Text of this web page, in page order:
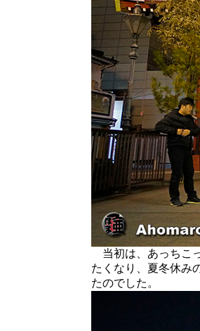
当初は、あっちこ
たくなり、夏冬休み
たのでした。